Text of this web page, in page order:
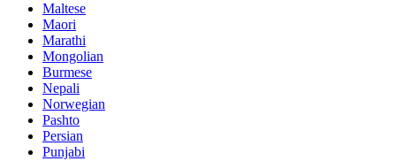
Maltese
Maori
Marathi
Mongolian
Burmese
Nepali
Norwegian
Pashto
Persian
Punjabi